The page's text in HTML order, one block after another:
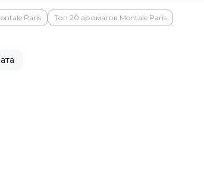
Paris Топ 20 ароматов Montale Paris